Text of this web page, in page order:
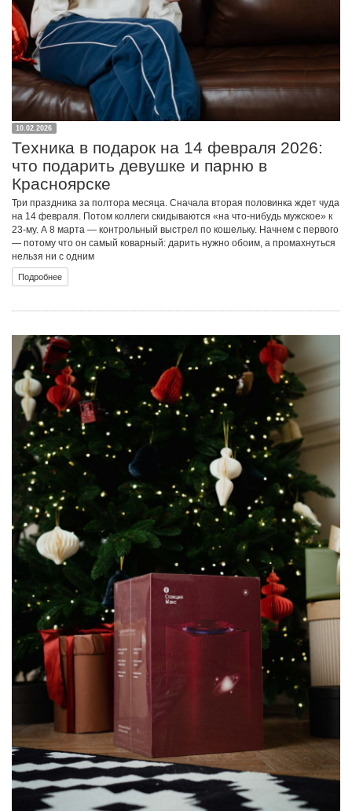
10.02.2026
Техника в подарок на 14 февраля 2026:
что подарить девушке и парню в
Красноярске
Три праздника за полтора месяца. Сначала вторая половинка ждет чуда
на 14 февраля. Потом коллеги скидываются «на что-нибудь мужское» к
23-му. А 8 марта — контрольный выстрел по кошельку. Начнем с первого
— потому что он самый коварный: дарить нужно обоим, а промахнуться
нельзя ни с одним
Подробнее